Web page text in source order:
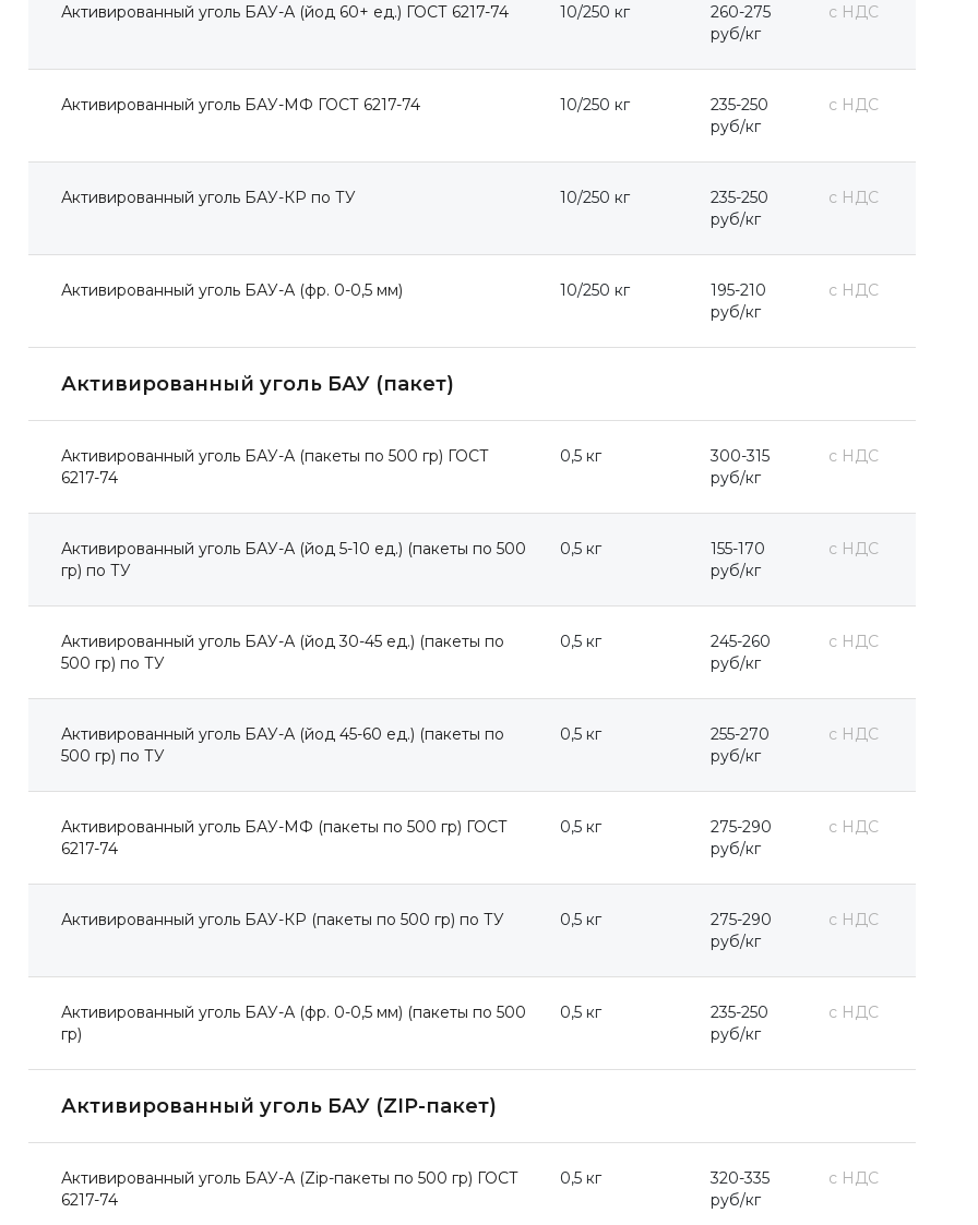
Активированный уголь БАУ-А (йод 60+ ед.) ГОСТ 6217-74 10/250 кг
260-275
руб/кг
с НДС
Активированный уголь БАУ-МФ ГОСТ 6217-74 10/250 кг
235-250
руб/кг
с НДС
Активированный уголь БАУ-КР по ТУ 10/250 кг
235-250
руб/кг
с НДС
Активированный уголь БАУ-А (фр. 0-0,5 мм) 10/250 кг
195-210
руб/кг
с НДС
Активированный уголь БАУ (пакет)
Активированный уголь БАУ-А (пакеты по 500 гр) ГОСТ
6217-74
0,5 кг
300-315
руб/кг
с НДС
Активированный уголь БАУ-А (йод 5-10 ед.) (пакеты по 500
гр) по ТУ
0,5 кг
155-170
руб/кг
с НДС
Активированный уголь БАУ-А (йод 30-45 ед.) (пакеты по
500 гр) по ТУ
0,5 кг
245-260
руб/кг
с НДС
Активированный уголь БАУ-А (йод 45-60 ед.) (пакеты по
500 гр) по ТУ
0,5 кг
255-270
руб/кг
с НДС
Активированный уголь БАУ-МФ (пакеты по 500 гр) ГОСТ
6217-74
0,5 кг
275-290
руб/кг
с НДС
Активированный уголь БАУ-КР (пакеты по 500 гр) по ТУ 0,5 кг
275-290
руб/кг
с НДС
Активированный уголь БАУ-А (фр. 0-0,5 мм) (пакеты по 500
гр)
0,5 кг
235-250
руб/кг
с НДС
Активированный уголь БАУ (ZIP-пакет)
Активированный уголь БАУ-А (Zip-пакеты по 500 гр) ГОСТ
6217-74
0,5 кг
320-335
руб/кг
с НДС